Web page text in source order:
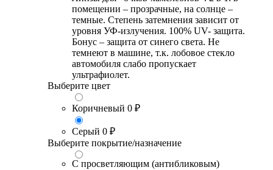
помещении – прозрачные, на солнце –
темные. Степень затемнения зависит от
уровня УФ-излучения. 100% UV- защита.
Бонус – защита от синего света. Не
темнеют в машине, т.к. лобовое стекло
автомобиля слабо пропускает
ультрафиолет.
Выберите цвет
Коричневый 0 ₽
Серый 0 ₽
Выберите покрытие/назначение
С просветляющим (антибликовым)